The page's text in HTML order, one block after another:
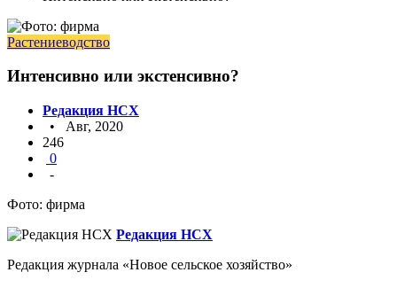
Растениеводство
Интенсивно или экстенсивно?
Редакция НСХ
• Авг, 2020
246
0
-
Фото: фирма
Редакция НСХ
Редакция журнала «Новое сельское хозяйство»